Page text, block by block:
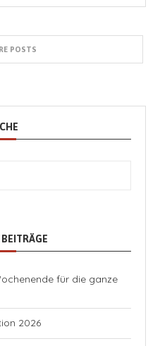
POSTS
für die ganze
2026